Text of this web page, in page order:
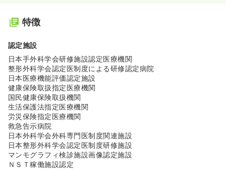
特徴
認定施設
日本手外科学会研修施設認定医療機関
整形外科学会認定医制度による研修認定病院
日本医療機能評価認定施設
健康保険取扱指定医療機関
国民健康保険取扱機関
生活保護法指定医療機関
労災保険指定医療機関
救急告示病院
日本外科学会外科専門医制度関連施設
日本整形外科学会認定医制度研修施設
マンモグラフィ検診施設画像認定施設
ＮＳＴ稼働施設認定